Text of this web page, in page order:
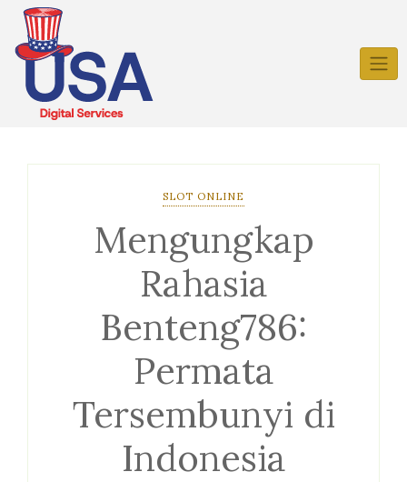
Skip
content
SLOT ONLINE
Mengungkap
Rahasia
Benteng786:
Permata
Tersembunyi di
Indonesia